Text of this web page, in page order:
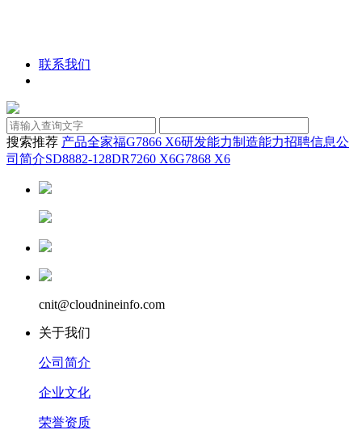
联系我们
搜索推荐 产品全家福G7866 X6研发能力制造能力招聘信息公
司简介SD8882-128DR7260 X6G7868 X6
cnit@cloudnineinfo.com
关于我们
公司简介
企业文化
荣誉资质